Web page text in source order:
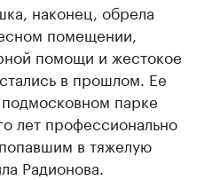
наконец, обрела
помещении,
помощи и жестокое
в прошлом. Ее
парке
лет профессионально
в тяжелую
Радионова.